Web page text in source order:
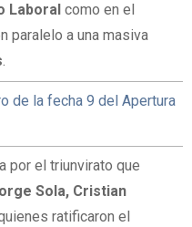
Laboral como en el
paralelo a una masiva
.
de la fecha 9 del Apertura
por el triunvirato que
Sola, Cristian
ratificaron el